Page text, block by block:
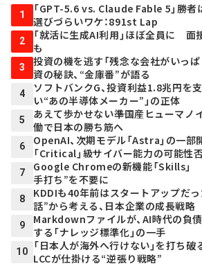
1
「GPT-5.6 vs. Claude Fable 5」勝者
選びづらいワケ：891st Lap
2
「就活に生成AI利用」ほぼ全員に 面
も
3
投資の機を逃す「残念な会社がいっぱ
資の秘訣、“金庫番”が語る
4
ソフトバンクG、投資利益1.8兆円を
い“あの半導体メーカー”」の正体
5
あえて歩かせない――準国産ヒューマノ
働で日本の勝ち筋へ
6
OpenAI、次期モデル「Astra」の一
「Critical」級サイバー能力の可能性
7
Google Chromeの新機能「Skills」
手打ち”を不要に
8
KDDIも40年前はスタートアップだ
話”から考える、日本企業の成長戦略
9
Markdownファイルが、AI時代の負
する「ナレッジ標準化」の一手
10
「日本人が海外へ行けない」を打ち
LCCが仕掛ける“逆張り戦略”